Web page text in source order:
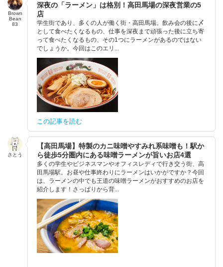
Brown
Bean
83
深夜の「ラーメン」は格別！高田馬場の深夜営業の5
店
学生街であり、多くの人が働く街・高田馬場。飲み会の後に〆
として食べたくなるもの、仕事を深夜まで頑張った後に立ち寄
って食べたくなるもの、その1つにラーメンがあるのではない
でしょうか。今回はこのエリ...
この記事を読む
さとう
【高田馬場】特製のカニ味噌やすみれ系味噌も！駅か
ら徒歩5分圏内にある味噌ラーメンが旨いお店4選
多くの学生やビジネスマンやオフィスレディで行き交う街、高
田馬場駅。お昼や仕事終わりにラーメンはいかがですか？今回
は、ラーメンの中でも王道の味噌ラーメンがおすすめのお店を
紹介します！さっぱりから背...